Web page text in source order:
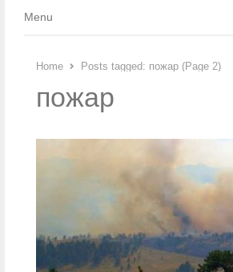
Menu
Menu
Home Posts tagged: пожар (Page 2)
пожар